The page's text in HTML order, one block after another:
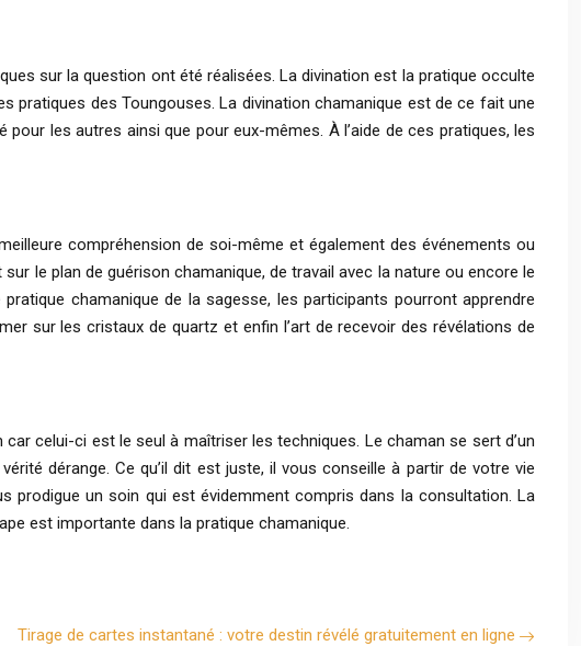
sur la question ont été réalisées. La divination est la pratique occulte
pratiques des Toungouses. La divination chamanique est de ce fait une
les autres ainsi que pour eux-mêmes. À l’aide de ces pratiques, les
compréhension de soi-même et également des événements ou
le plan de guérison chamanique, de travail avec la nature ou encore le
chamanique de la sagesse, les participants pourront apprendre
sur les cristaux de quartz et enfin l’art de recevoir des révélations de
celui-ci est le seul à maîtriser les techniques. Le chaman se sert d’un
dérange. Ce qu’il dit est juste, il vous conseille à partir de votre vie
prodigue un soin qui est évidemment compris dans la consultation. La
est importante dans la pratique chamanique.
Tirage de cartes instantané : votre destin révélé gratuitement en ligne